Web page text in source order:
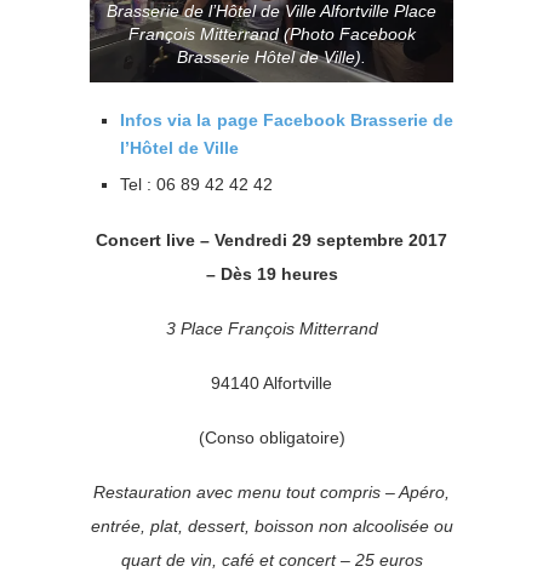
Brasserie de l’Hôtel de Ville Alfortville Place
François Mitterrand (Photo Facebook
Brasserie Hôtel de Ville).
Infos via la page Facebook Brasserie de
l’Hôtel de Ville
Tel : 06 89 42 42 42
Concert live – Vendredi 29 septembre 2017
– Dès 19 heures
3 Place François Mitterrand
94140 Alfortville
(Conso obligatoire)
Restauration avec menu tout compris – Apéro,
entrée, plat, dessert, boisson non alcoolisée ou
quart de vin, café et concert – 25 euros